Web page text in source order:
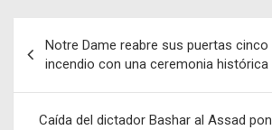
de
entradas
Notre Dame reabre sus puertas cinco
incendio con una ceremonia histórica
Caída del dictador Bashar al Assad